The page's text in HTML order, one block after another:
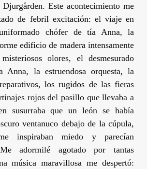
Este acontecimiento me
de febril excitación: el viaje en
chófer de tía Anna, la
edificio de madera intensamente
olores, el desmesurado
Anna, la estruendosa orquesta, la
los rugidos de las fieras
rojos del pasillo que llevaba a
susurraba que un león se había
ventanuco debajo de la cúpula,
inspiraban miedo y parecían
Me adormilé agotado por tantas
música maravillosa me despertó: